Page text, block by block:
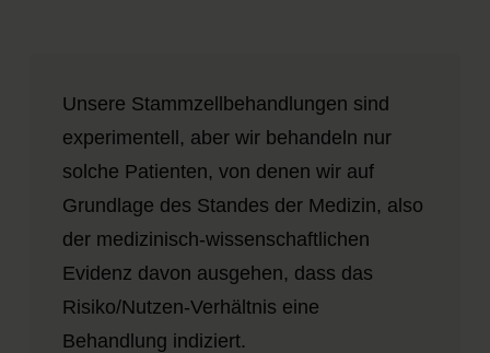
Unsere Stammzellbehandlungen sind
experimentell, aber wir behandeln nur
solche Patienten, von denen wir auf
Grundlage des Standes der Medizin, also
der medizinisch-wissenschaftlichen
Evidenz davon ausgehen, dass das
Risiko/Nutzen-Verhältnis eine
Behandlung indiziert.